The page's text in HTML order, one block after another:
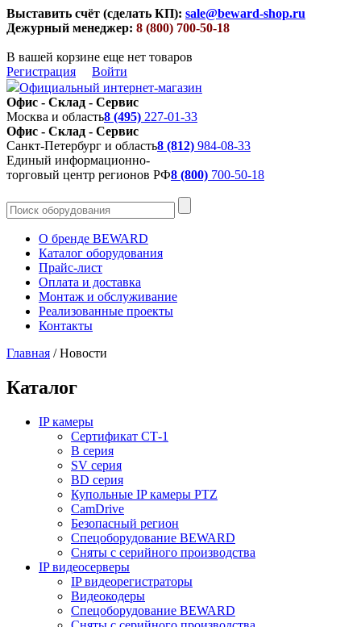
Выставить счёт (сделать КП): sale@beward-shop.ru
Дежурный менеджер: 8 (800) 700-50-18
В вашей корзине еще нет товаров
Регистрация
Войти
Официальный интернет-магазин
Офис - Склад - Сервис
Москва и область8 (495) 227-01-33
Офис - Склад - Сервис
Санкт-Петербург и область8 (812) 984-08-33
Единый информационно-
торговый центр регионов РФ8 (800) 700-50-18
О бренде BEWARD
Каталог оборудования
Прайс-лист
Оплата и доставка
Монтаж и обслуживание
Реализованные проекты
Контакты
Главная /Новости
Каталог
IP камеры
Сертификат СТ-1
B серия
SV серия
BD серия
Купольные IP камеры PTZ
CamDrive
Безопасный регион
Спецоборудование BEWARD
Сняты с серийного производства
IP видеосерверы
IP видеорегистраторы
Видеокодеры
Спецоборудование BEWARD